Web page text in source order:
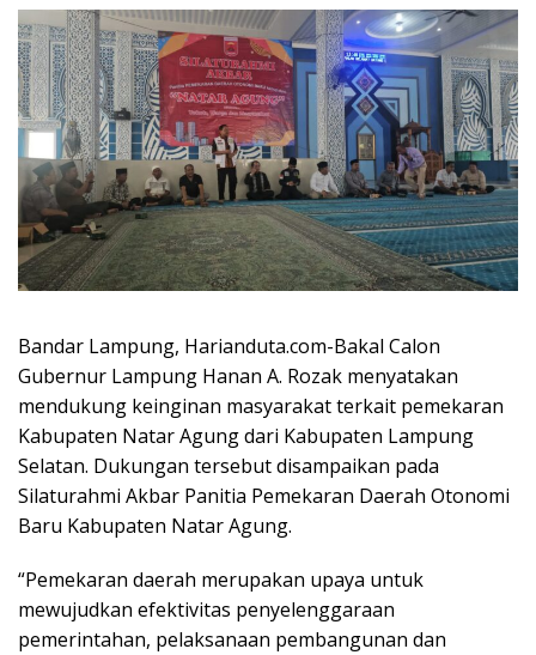
Bandar Lampung, Harianduta.com-Bakal Calon
Gubernur Lampung Hanan A. Rozak menyatakan
mendukung keinginan masyarakat terkait pemekaran
Kabupaten Natar Agung dari Kabupaten Lampung
Selatan. Dukungan tersebut disampaikan pada
Silaturahmi Akbar Panitia Pemekaran Daerah Otonomi
Baru Kabupaten Natar Agung.
“Pemekaran daerah merupakan upaya untuk
mewujudkan efektivitas penyelenggaraan
pemerintahan, pelaksanaan pembangunan dan